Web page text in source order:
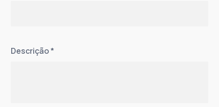
Descrição*